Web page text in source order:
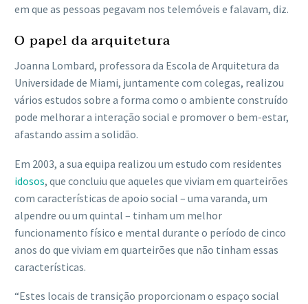
em que as pessoas pegavam nos telemóveis e falavam, diz.
O papel da arquitetura
Joanna Lombard, professora da Escola de Arquitetura da
Universidade de Miami, juntamente com colegas, realizou
vários estudos sobre a forma como o ambiente construído
pode melhorar a interação social e promover o bem-estar,
afastando assim a solidão.
Em 2003, a sua equipa realizou um estudo com residentes
idosos, que concluiu que aqueles que viviam em quarteirões
com características de apoio social – uma varanda, um
alpendre ou um quintal – tinham um melhor
funcionamento físico e mental durante o período de cinco
anos do que viviam em quarteirões que não tinham essas
características.
“Estes locais de transição proporcionam o espaço social